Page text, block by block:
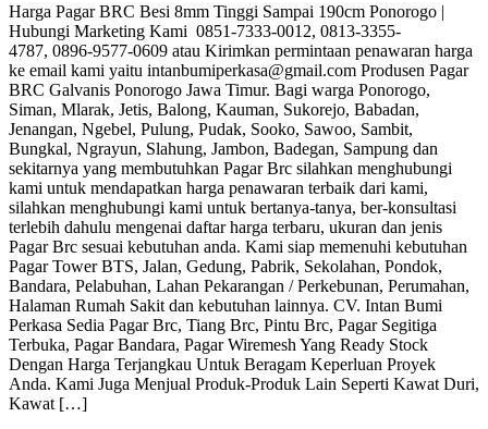
Harga Pagar BRC Besi 8mm Tinggi Sampai 190cm Ponorogo |
Hubungi Marketing Kami 0851-7333-0012, 0813-3355-
4787, 0896-9577-0609 atau Kirimkan permintaan penawaran harga
ke email kami yaitu intanbumiperkasa@gmail.com Produsen Pagar
BRC Galvanis Ponorogo Jawa Timur. Bagi warga Ponorogo,
Siman, Mlarak, Jetis, Balong, Kauman, Sukorejo, Babadan,
Jenangan, Ngebel, Pulung, Pudak, Sooko, Sawoo, Sambit,
Bungkal, Ngrayun, Slahung, Jambon, Badegan, Sampung dan
sekitarnya yang membutuhkan Pagar Brc silahkan menghubungi
kami untuk mendapatkan harga penawaran terbaik dari kami,
silahkan menghubungi kami untuk bertanya-tanya, ber-konsultasi
terlebih dahulu mengenai daftar harga terbaru, ukuran dan jenis
Pagar Brc sesuai kebutuhan anda. Kami siap memenuhi kebutuhan
Pagar Tower BTS, Jalan, Gedung, Pabrik, Sekolahan, Pondok,
Bandara, Pelabuhan, Lahan Pekarangan / Perkebunan, Perumahan,
Halaman Rumah Sakit dan kebutuhan lainnya. CV. Intan Bumi
Perkasa Sedia Pagar Brc, Tiang Brc, Pintu Brc, Pagar Segitiga
Terbuka, Pagar Bandara, Pagar Wiremesh Yang Ready Stock
Dengan Harga Terjangkau Untuk Beragam Keperluan Proyek
Anda. Kami Juga Menjual Produk-Produk Lain Seperti Kawat Duri,
Kawat […]